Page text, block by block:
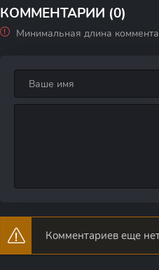
КОММЕНТАРИИ (0)
Минимальная длина
Комментариев еще